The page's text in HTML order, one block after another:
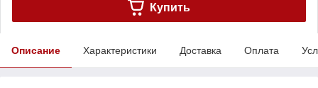
Купить
Описание Характеристики Доставка Оплата